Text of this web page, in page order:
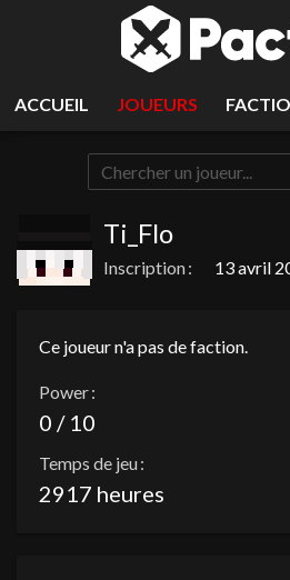
ACCUEIL JOUEURS
Ti_Flo
Inscription : 13 avril
Ce joueur n'a pas de faction.
Power :
0 / 10
Temps de jeu :
2917 heures